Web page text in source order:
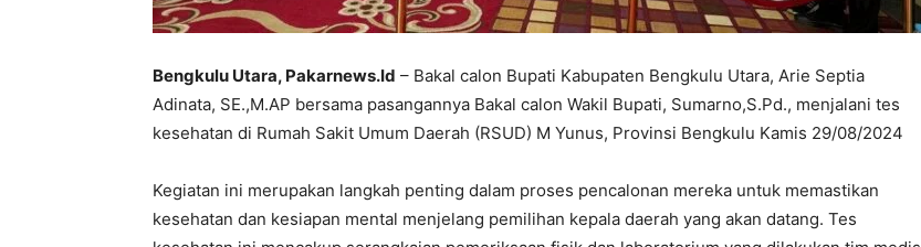
Bengkulu Utara, Pakarnews.Id – Bakal calon Bupati Kabupaten Bengkulu Utara, Arie Septia
Adinata, SE.,M.AP bersama pasangannya Bakal calon Wakil Bupati, Sumarno,S.Pd., menjalani tes
kesehatan di Rumah Sakit Umum Daerah (RSUD) M Yunus, Provinsi Bengkulu Kamis 29/08/2024
Kegiatan ini merupakan langkah penting dalam proses pencalonan mereka untuk memastikan
kesehatan dan kesiapan mental menjelang pemilihan kepala daerah yang akan datang. Tes